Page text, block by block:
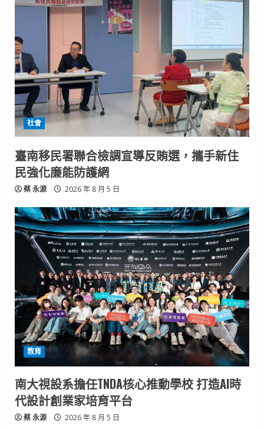
社會
臺南移民署聯合檢調宣導反賄選，攜手新住
民強化廉能防護網
蔡 永源 2026 年 8 月 5 日
教育
南大視設系擔任TNDA核心推動學校 打造AI時
代設計創業家培育平台
蔡 永源 2026 年 8 月 5 日